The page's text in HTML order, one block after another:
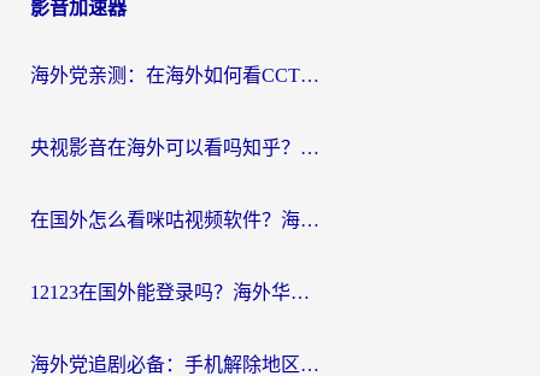
影音加速器
海外党亲测：在海外如何看CCTV？告别“仅限大陆播放”的实用指南
央视影音在海外可以看吗知乎？留学生亲测：3步解决地域限制+追剧自由
在国外怎么看咪咕视频软件？海外党亲测有效的回国加速方案
12123在国外能登录吗？海外华人必看的回国加速实用指南
海外党追剧必备：手机解除地区限制app怎么选？解决央视视频&国内剧地区限制全指南